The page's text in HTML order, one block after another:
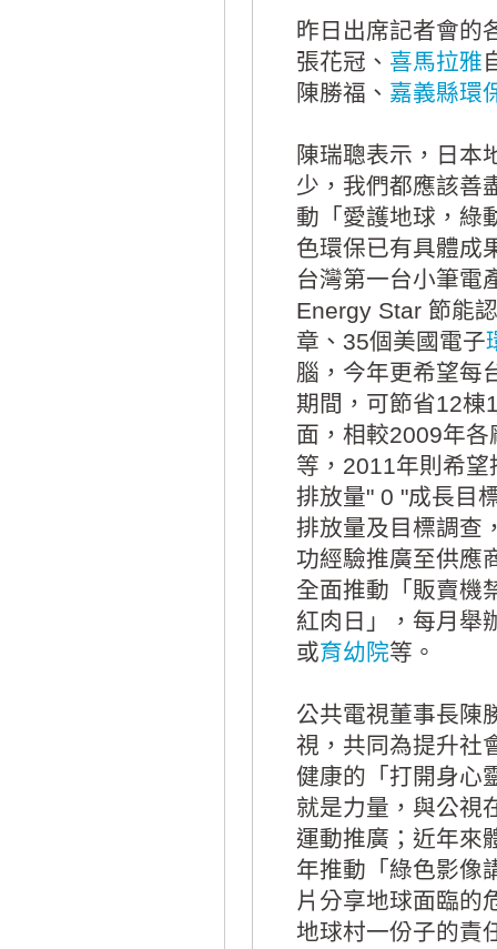
昨日出席記者會的
張花冠、 喜馬拉雅
陳勝福、 嘉義縣環
陳瑞聰表示，日本
少，我們都應該善
動「愛護地球，綠
色環保已有具體成
台灣第一台小筆電
Energy Star 節能
章、35個美國電子
腦，今年更希望每
期間，可節省12棟
面，相較2009年
等，2011年則希
排放量" 0 "成長目
排放量及目標調查
功經驗推廣至供應
全面推動「販賣機
紅肉日」，每月舉
或育幼院等。
公共電視董事長陳
視，共同為提升社
健康的「打開身心
就是力量，與公視
運動推廣；近年來
年推動「綠色影像
片分享地球面臨的
地球村一份子的責